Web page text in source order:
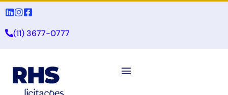
(11) 3677-0777